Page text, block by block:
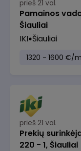
prieš 21 val.
Pamainos
Šiauliai
IKI Šiauliai
1320 - 1600 €/
prieš 21 val.
Prekių
220 - 1, Šiauliai